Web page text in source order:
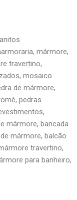
mármore,
travertino,
mosaico
de mármore,
pedras
mármore, bancada
mármore, balcão
travertino,
para banheiro,